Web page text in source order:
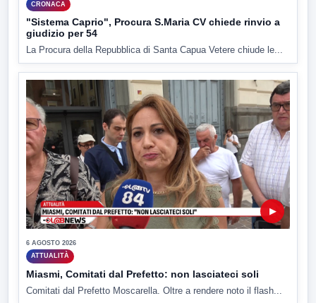
CRONACA
"Sistema Caprio", Procura S.Maria CV chiede rinvio a
giudizio per 54
La Procura della Repubblica di Santa Capua Vetere chiude le...
▶
6 AGOSTO 2026
ATTUALITÀ
Miasmi, Comitati dal Prefetto: non lasciateci soli
Comitati dal Prefetto Moscarella. Oltre a rendere noto il flash...